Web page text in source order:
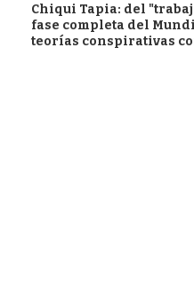
Chiqui Tapia: del
fase completa del
teorías conspirativas